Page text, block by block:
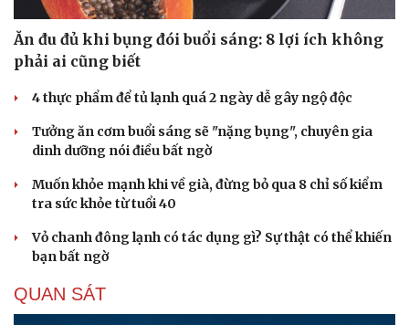
Ăn đu đủ khi bụng đói buổi sáng: 8 lợi ích không
phải ai cũng biết
4 thực phẩm để tủ lạnh quá 2 ngày dễ gây ngộ độc
Tưởng ăn cơm buổi sáng sẽ "nặng bụng", chuyên gia
dinh dưỡng nói điều bất ngờ
Muốn khỏe mạnh khi về già, đừng bỏ qua 8 chỉ số kiểm
tra sức khỏe từ tuổi 40
Vỏ chanh đông lạnh có tác dụng gì? Sự thật có thể khiến
bạn bất ngờ
QUAN SÁT